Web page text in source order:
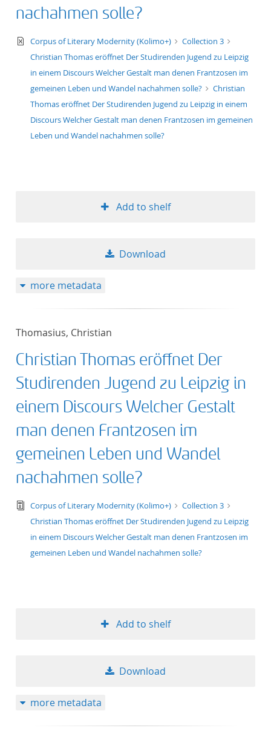
nachahmen solle?
text/xml
Corpus of Literary Modernity (Kolimo+)
Collection 3
Christian Thomas eröffnet Der Studirenden Jugend zu Leipzig
in einem Discours Welcher Gestalt man denen Frantzosen im
gemeinen Leben und Wandel nachahmen solle?
Christian
Thomas eröffnet Der Studirenden Jugend zu Leipzig in einem
Discours Welcher Gestalt man denen Frantzosen im gemeinen
Leben und Wandel nachahmen solle?
Add to shelf
Download
more metadata
Thomasius, Christian
Christian Thomas eröffnet Der
Studirenden Jugend zu Leipzig in
einem Discours Welcher Gestalt
man denen Frantzosen im
gemeinen Leben und Wandel
nachahmen solle?
text/tg.edition+tg.aggregation+xml
Corpus of Literary Modernity (Kolimo+)
Collection 3
Christian Thomas eröffnet Der Studirenden Jugend zu Leipzig
in einem Discours Welcher Gestalt man denen Frantzosen im
gemeinen Leben und Wandel nachahmen solle?
Add to shelf
Download
more metadata